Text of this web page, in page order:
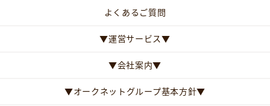
よくあるご質問
▼運営サービス▼
▼会社案内▼
▼オークネットグループ基本方針▼